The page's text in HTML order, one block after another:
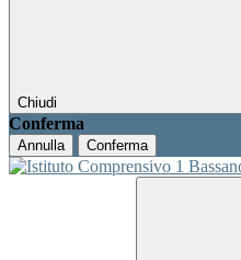
Chiudi
Conferma
Annulla Conferma